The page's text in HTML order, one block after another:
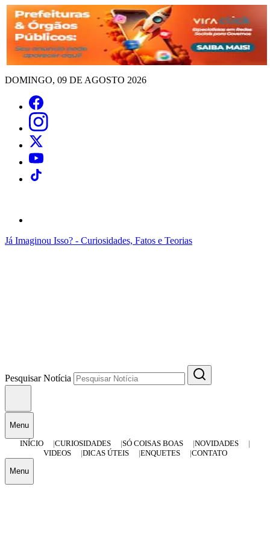
DOMINGO, 09 DE AGOSTO 2026
Já Imaginou Isso? - Curiosidades, Fatos e Teorias
Pesquisar Notícia
Menu
INÍCIO
CURIOSIDADES SÓ COISAS BOAS
NOVIDADES
VIDEOS
DICAS ÚTEIS ENQUETES CONTATO
Menu